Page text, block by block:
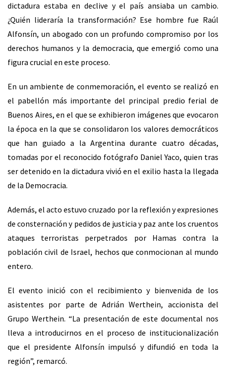
dictadura estaba en declive y el país ansiaba un cambio.
¿Quién lideraría la transformación? Ese hombre fue Raúl
Alfonsín, un abogado con un profundo compromiso por los
derechos humanos y la democracia, que emergió como una
figura crucial en este proceso.
En un ambiente de conmemoración, el evento se realizó en
el pabellón más importante del principal predio ferial de
Buenos Aires, en el que se exhibieron imágenes que evocaron
la época en la que se consolidaron los valores democráticos
que han guiado a la Argentina durante cuatro décadas,
tomadas por el reconocido fotógrafo Daniel Yaco, quien tras
ser detenido en la dictadura vivió en el exilio hasta la llegada
de la Democracia.
Además, el acto estuvo cruzado por la reflexión y expresiones
de consternación y pedidos de justicia y paz ante los cruentos
ataques terroristas perpetrados por Hamas contra la
población civil de Israel, hechos que conmocionan al mundo
entero.
El evento inició con el recibimiento y bienvenida de los
asistentes por parte de Adrián Werthein, accionista del
Grupo Werthein. “La presentación de este documental nos
lleva a introducirnos en el proceso de institucionalización
que el presidente Alfonsín impulsó y difundió en toda la
región”, remarcó.